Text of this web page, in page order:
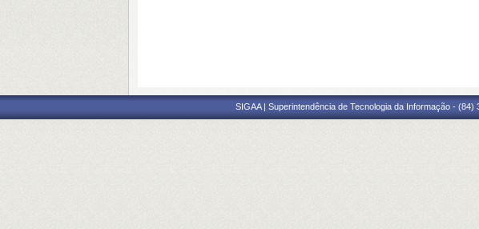
SIGAA | Superintendência de Tecnologia da Informação -